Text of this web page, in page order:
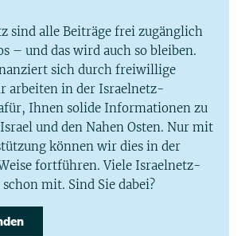
sind alle Beiträge frei zugänglich
– und das wird auch so bleiben.
sich durch freiwillige
arbeiten in der Israelnetz-
Ihnen solide Informationen zu
und den Nahen Osten. Nur mit
können wir dies in der
fortführen. Viele Israelnetz-
mit. Sind Sie dabei?